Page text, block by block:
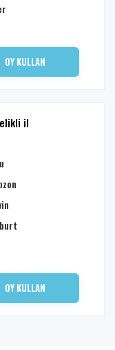
OY KULLAN
il
OY KULLAN